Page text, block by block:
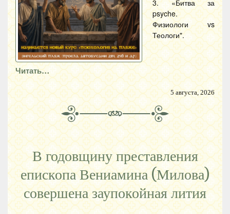
3. «Битва за
psyche.
Физиологи vs
Теологи".
Читать…
5 августа, 2026
В годовщину преставления
епископа Вениамина (Милова)
совершена заупокойная лития